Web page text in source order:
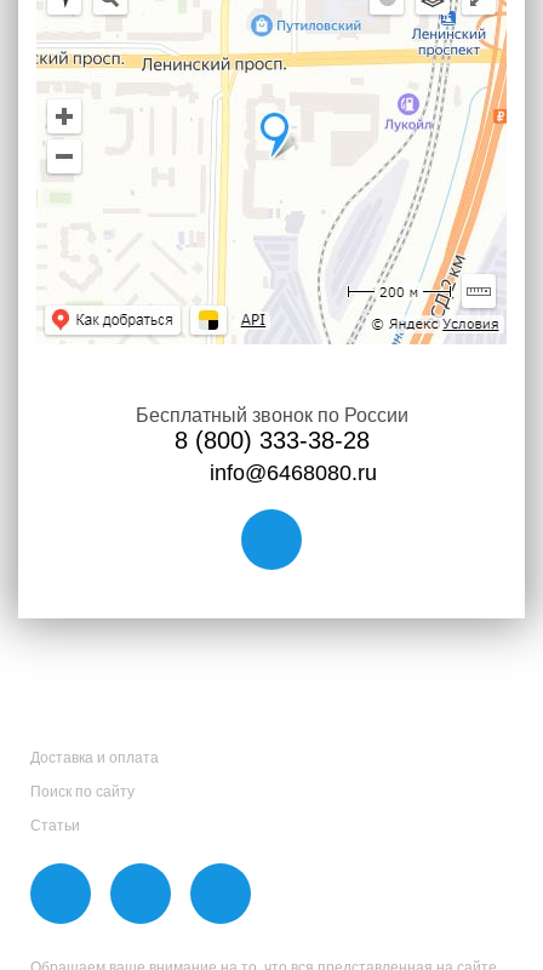
Бесплатный звонок по России
8 (800) 333-38-28
info@6468080.ru
Доставка и оплата
Поиск по сайту
Статьи